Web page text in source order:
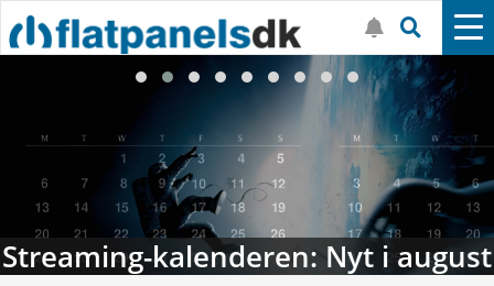
Streaming-kalenderen: Nyt i august